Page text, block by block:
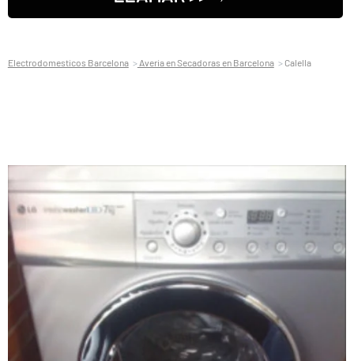
Electrodomesticos Barcelona Averia en Secadoras en Barcelona Calella